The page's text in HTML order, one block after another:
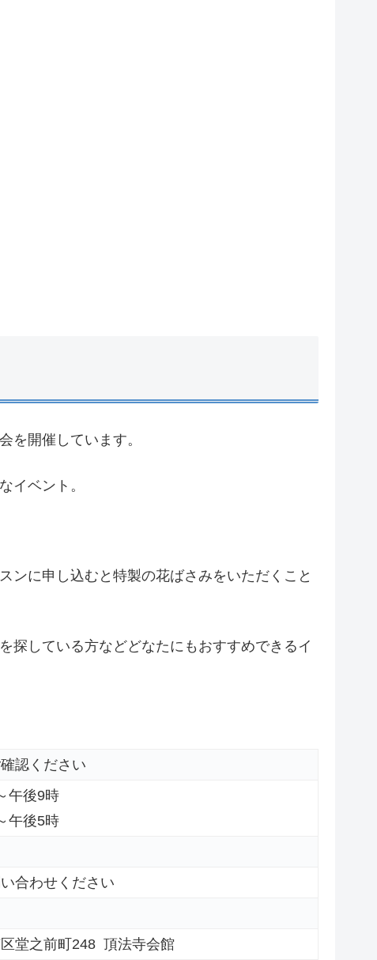
を開催しています。
イベント。
ンに申し込むと特製の花ばさみをいただくこと
探している方などどなたにもおすすめできるイ
認ください
午後9時
午後5時
合わせください
堂之前町248 頂法寺会館